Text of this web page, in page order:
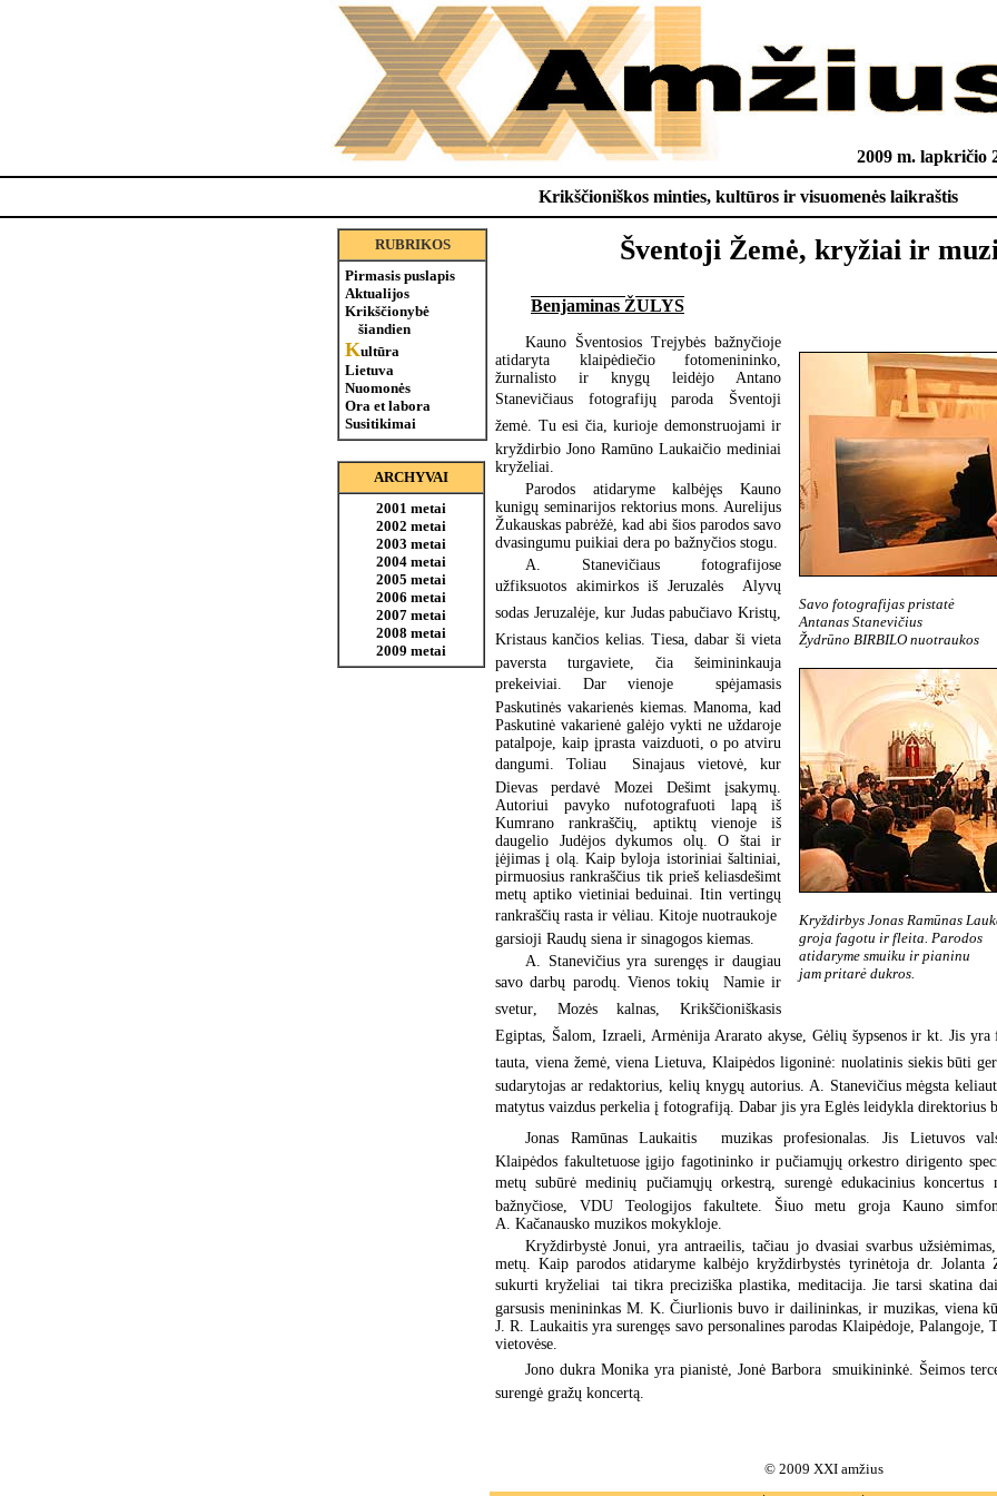
2009 m. lapkričio
Krikščioniškos minties, kultūros ir visuomenės laikraštis
RUBRIKOS
Pirmasis puslapis
Aktualijos
Krikščionybė
šiandien
Kultūra
Lietuva
Nuomonės
Ora et labora
Susitikimai
ARCHYVAI
2001 metai
2002 metai
2003 metai
2004 metai
2005 metai
2006 metai
2007 metai
2008 metai
2009 metai
Šventoji Žemė, kryžiai ir
Benjaminas ŽULYS
Savo fotografijas pristatė
Antanas Stanevičius
Žydrūno BIRBILO nuotraukos
Kryždirbys Jonas Ramūnas
groja fagotu ir fleita. Parodos
atidaryme smuiku ir pianinu
jam pritarė dukros.
Kauno Šventosios Trejybės bažnyčioje
atidaryta klaipėdiečio fotomenininko,
žurnalisto ir knygų leidėjo Antano
Stanevičiaus fotografijų paroda Šventoji
žemė. Tu esi čia, kurioje demonstruojami ir
kryždirbio Jono Ramūno Laukaičio mediniai
kryželiai.
Parodos atidaryme kalbėjęs Kauno
kunigų seminarijos rektorius mons. Aurelijus
Žukauskas pabrėžė, kad abi šios parodos savo
dvasingumu puikiai dera po bažnyčios stogu.
A. Stanevičiaus fotografijose
užfiksuotos akimirkos iš Jeruzalės  Alyvų
sodas Jeruzalėje, kur Judas pabučiavo Kristų,
Kristaus kančios kelias. Tiesa, dabar ši vieta
paversta turgaviete, čia šeimininkauja
prekeiviai. Dar vienoje  spėjamasis
Paskutinės vakarienės kiemas. Manoma, kad
Paskutinė vakarienė galėjo vykti ne uždaroje
patalpoje, kaip įprasta vaizduoti, o po atviru
dangumi. Toliau  Sinajaus vietovė, kur
Dievas perdavė Mozei Dešimt įsakymų.
Autoriui pavyko nufotografuoti lapą iš
Kumrano rankraščių, aptiktų vienoje iš
daugelio Judėjos dykumos olų. O štai ir
įėjimas į olą. Kaip byloja istoriniai šaltiniai,
pirmuosius rankraščius tik prieš keliasdešimt
metų aptiko vietiniai beduinai. Itin vertingų
rankraščių rasta ir vėliau. Kitoje nuotraukoje 
garsioji Raudų siena ir sinagogos kiemas.
A. Stanevičius yra surengęs ir daugiau
savo darbų parodų. Vienos tokių  Namie ir
svetur, Mozės kalnas, Krikščioniškasis
Egiptas, Šalom, Izraeli, Armėnija Ararato akyse, Gėlių šypsenos ir kt. Jis
tauta, viena žemė, viena Lietuva, Klaipėdos ligoninė: nuolatinis siekis būti
sudarytojas ar redaktorius, kelių knygų autorius. A. Stanevičius mėgsta
matytus vaizdus perkelia į fotografiją. Dabar jis yra Eglės leidykla direktorius
Jonas Ramūnas Laukaitis  muzikas profesionalas. Jis Lietuvos
Klaipėdos fakultetuose įgijo fagotininko ir pučiamųjų orkestro dirigento
metų subūrė medinių pučiamųjų orkestrą, surengė edukacinius koncertus
bažnyčiose, VDU Teologijos fakultete. Šiuo metu groja Kauno
A. Kačanausko muzikos mokykloje.
Kryždirbystė Jonui, yra antraeilis, tačiau jo dvasiai svarbus
metų. Kaip parodos atidaryme kalbėjo kryždirbystės tyrinėtoja dr. Jolanta
sukurti kryželiai  tai tikra preciziška plastika, meditacija. Jie tarsi skatina
garsusis menininkas M. K. Čiurlionis buvo ir dailininkas, ir muzikas, viena
J. R. Laukaitis yra surengęs savo personalines parodas Klaipėdoje, Palangoje,
vietovėse.
Jono dukra Monika yra pianistė, Jonė Barbora  smuikininkė. Šeimos
surengė gražų koncertą.
© 2009 XXI amžius